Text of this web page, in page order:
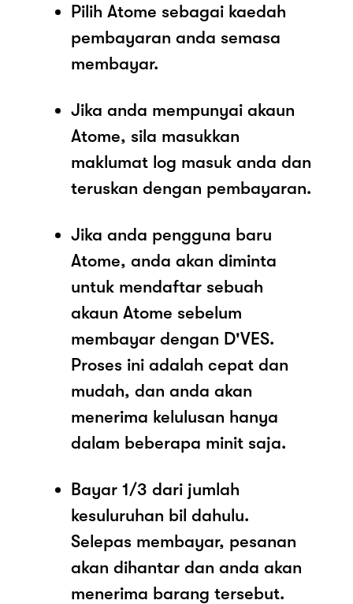
Pilih Atome sebagai kaedah
pembayaran anda semasa
membayar.
Jika anda mempunyai akaun
Atome, sila masukkan
maklumat log masuk anda dan
teruskan dengan pembayaran.
Jika anda pengguna baru
Atome, anda akan diminta
untuk mendaftar sebuah
akaun Atome sebelum
membayar dengan D'VES.
Proses ini adalah cepat dan
mudah, dan anda akan
menerima kelulusan hanya
dalam beberapa minit saja.
Bayar 1/3 dari jumlah
kesuluruhan bil dahulu.
Selepas membayar, pesanan
akan dihantar dan anda akan
menerima barang tersebut.